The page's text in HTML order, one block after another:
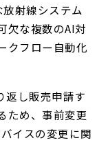
射線システム
欠な複数のAI対
クフロー自動化
返し販売申請す
ため、事前変更
イスの変更に関